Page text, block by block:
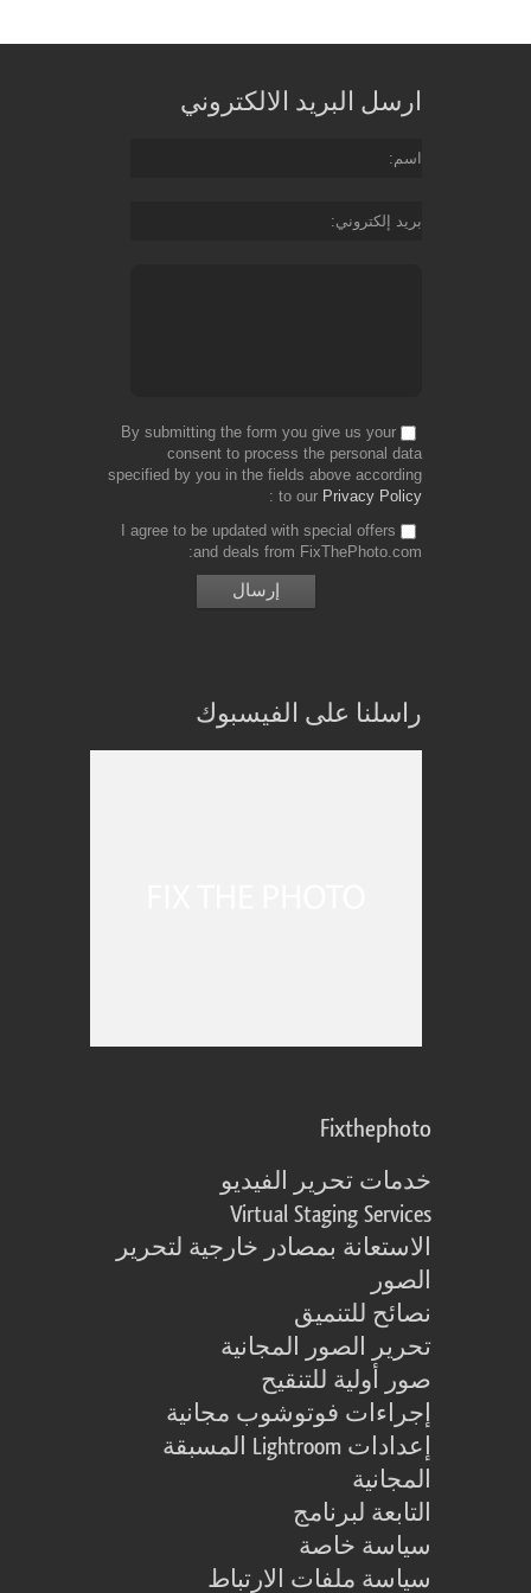
ارسل البريد الالكتروني
اسم
بريد إلكتروني
By submitting the form you give us your
consent to process the personal data
specified by you in the fields above according
to our Privacy Policy
I agree to be updated with special offers
and deals from FixThePhoto.com
راسلنا على الفيسبوك
Fixthephoto
خدمات تحرير الفيديو
Virtual Staging Services
الاستعانة بمصادر خارجية لتحرير
الصور
نصائح للتنميق
تحرير الصور المجانية
صور أولية للتنقيح
إجراءات فوتوشوب مجانية
إعدادات Lightroom المسبقة
المجانية
التابعة لبرنامج
سياسة خاصة
سياسة ملفات الارتباط